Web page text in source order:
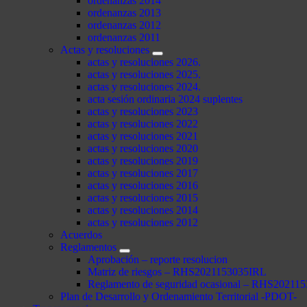
ordenanzas 2013
ordenanzas 2012
ordenanzas 2011
Actas y resoluciones
actas y resoluciones 2026.
actas y resoluciones 2025.
actas y resoluciones 2024.
acta sesión ordinaria 2024 suplentes
actas y resoluciones 2023
actas y resoluciones 2022
actas y resoluciones 2021
actas y resoluciones 2020
actas y resoluciones 2019
actas y resoluciones 2017
actas y resoluciones 2016
actas y resoluciones 2015
actas y resoluciones 2014
actas y resoluciones 2012
Acuerdos
Reglamentos
Aprobación – reporte resolucion
Matriz de riesgos – RHS2021153035IRL
Reglamento de seguridad ocasional –
Plan de Desarrollo y Ordenamiento Territorial -PDOT-